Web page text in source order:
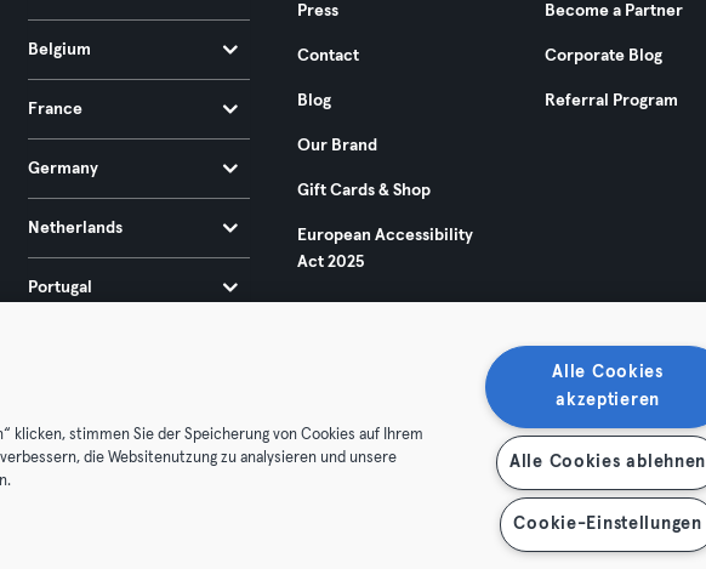
Belgium
France
Germany
Netherlands
Portugal
Press
Contact
Blog
Our Brand
Gift Cards & Shop
European Accessibility
Act 2025
Become a Partner
Corporate Blog
Referral Program
reserved. Terminate contracts here
klicken, stimmen Sie der Speicherung von Cookies auf Ihrem
die Websitenutzung zu analysieren und unsere
Alle Cookies
akzeptieren
Alle Cookies ablehnen
Cookie-Einstellungen